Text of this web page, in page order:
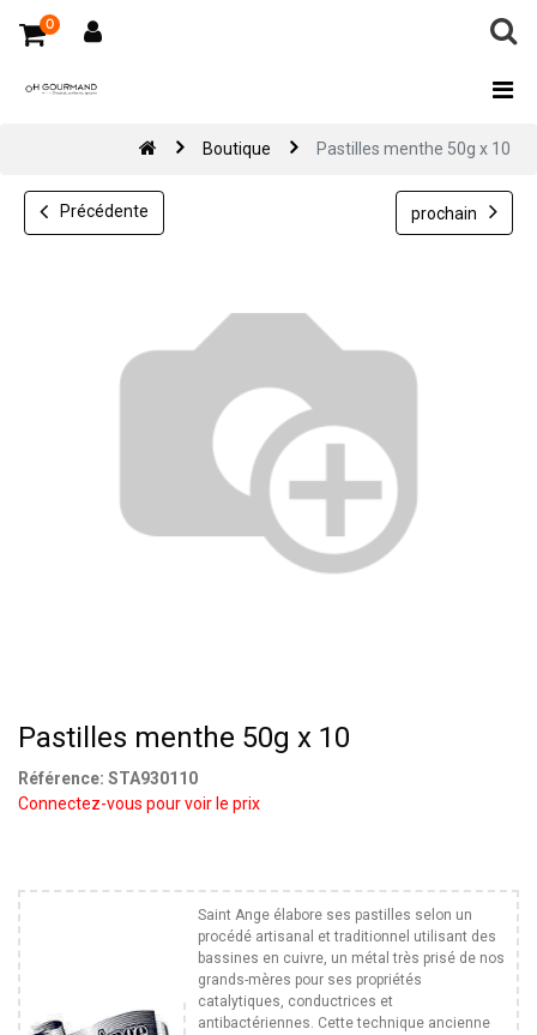
0
Boutique Pastilles menthe 50g x 10
Précédente prochain
Pastilles menthe 50g x 10
Référence: STA930110
Connectez-vous pour voir le prix
Saint Ange élabore ses pastilles selon un
procédé artisanal et traditionnel utilisant des
bassines en cuivre, un métal très prisé de nos
grands-mères pour ses propriétés
catalytiques, conductrices et
antibactériennes. Cette technique ancienne